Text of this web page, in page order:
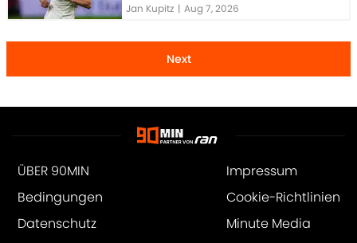
Jan Kupitz | Aug 7, 2026
Next
ÜBER 90MIN
Impressum
Bedingungen
Cookie-Richtlinien
Datenschutz
Minute Media